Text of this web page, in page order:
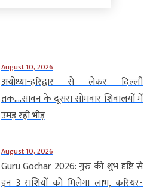
August 10, 2026
अयोध्या-हरिद्वार से लेकर दिल्ली
तक….सावन के दूसरा सोमवार शिवालयों में
उमड़ रही भीड़
August 10, 2026
Guru Gochar 2026: गुरु की शुभ दृष्टि से
इन 3 राशियों को मिलेगा लाभ, करियर-